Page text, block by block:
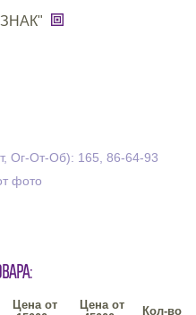
Ог-От-Об): 165, 86-64-93
фото
Цена от
Цена от
Кол-во